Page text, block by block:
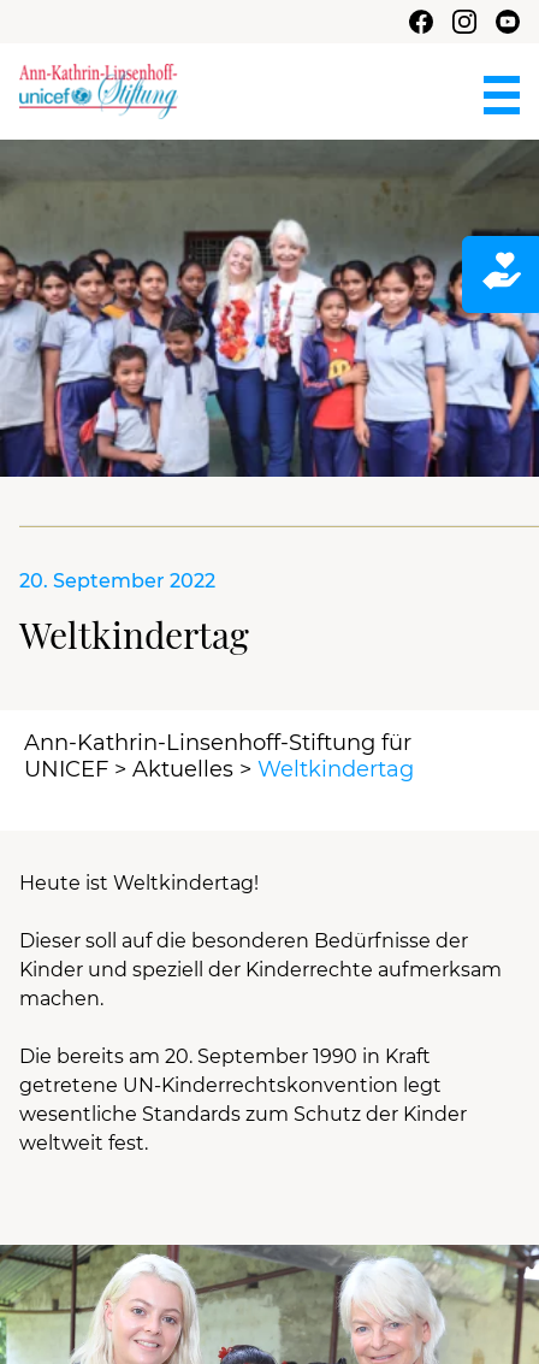
20. September 2022
Weltkindertag
Ann-Kathrin-Linsenhoff-Stiftung für
UNICEF > Aktuelles > Weltkindertag
Heute ist Weltkindertag!
Dieser soll auf die besonderen Bedürfnisse der
Kinder und speziell der Kinderrechte aufmerksam
machen.
Die bereits am 20. September 1990 in Kraft
getretene UN-Kinderrechtskonvention legt
wesentliche Standards zum Schutz der Kinder
weltweit fest.